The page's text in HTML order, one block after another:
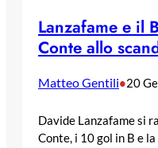
Lanzafame e il
Conte allo
Matteo Gentili•20
Davide Lanzafame si
Conte, i 10 gol in B e